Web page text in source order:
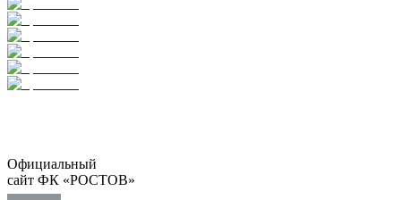
Официальный
сайт ФК «РОСТОВ»